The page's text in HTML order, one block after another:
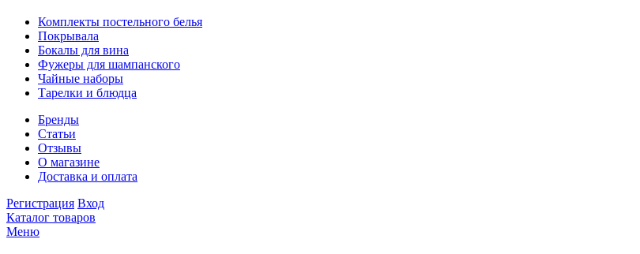
Комплекты постельного белья
Покрывала
Бокалы для вина
Фужеры для шампанского
Чайные наборы
Тарелки и блюдца
Бренды
Статьи
Отзывы
О магазине
Доставка и оплата
Регистрация Вход
Каталог товаров
Меню